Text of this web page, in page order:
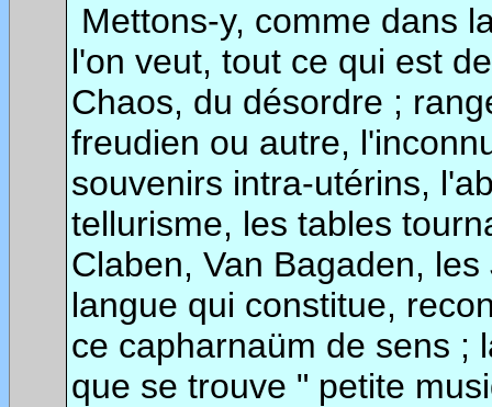
Mettons-y, comme dans
l'on veut, tout ce qui est
Chaos, du désordre ;
freudien ou autre,
souvenirs intra-utérins,
tellurisme, les tables
Claben, Van Bagaden,
langue qui constitue,
ce capharnaüm de sens ;
que se trouve " petite